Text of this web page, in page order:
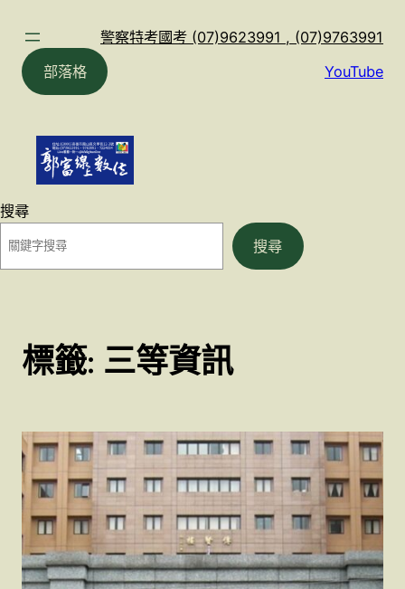
警察特考國考 (07)9623991 , (07)9763991
部落格
YouTube
搜尋
搜尋
標籤: 三等資訊